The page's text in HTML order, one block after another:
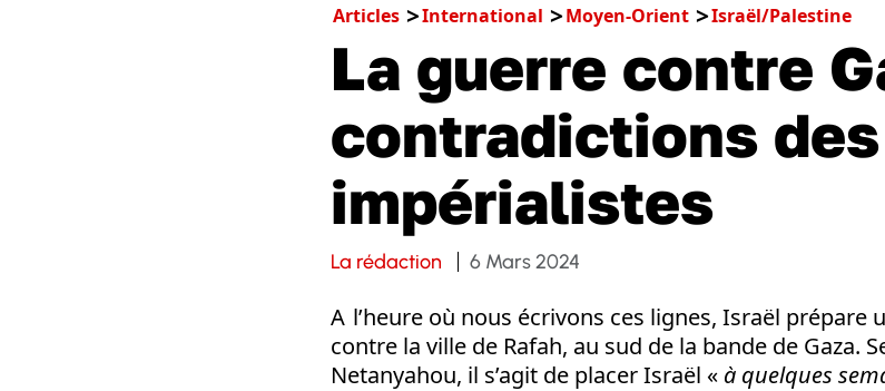
Articles International Moyen-Orient Israël/Palestine
La guerre contre
contradictions des
impérialistes
La rédaction 6 Mars 2024
A l’heure où nous écrivons ces lignes, Israël prépare
contre la ville de Rafah, au sud de la bande de Gaza.
Netanyahou, il s’agit de placer Israël « à quelques